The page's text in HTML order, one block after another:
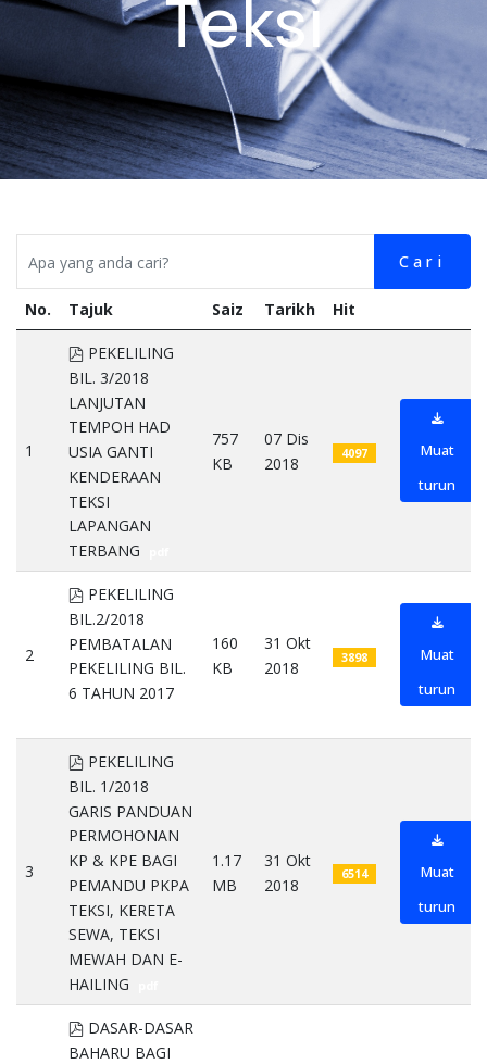
Teksi
Cari
No. Tajuk Saiz Tarikh Hit
1
pdf
PEKELILING
BIL. 3/2018
LANJUTAN
TEMPOH HAD
USIA GANTI
KENDERAAN
TEKSI
LAPANGAN
TERBANG
757
KB
07 Dis
2018
4097
Muat
turun
2
pdf
PEKELILING
BIL.2/2018
PEMBATALAN
PEKELILING BIL.
6 TAHUN 2017
160
KB
31 Okt
2018
3898
Muat
turun
3
pdf
PEKELILING
BIL. 1/2018
GARIS PANDUAN
PERMOHONAN
KP & KPE BAGI
PEMANDU PKPA
TEKSI, KERETA
SEWA, TEKSI
MEWAH DAN E-
HAILING
1.17
MB
31 Okt
2018
6514
Muat
turun
pdf
DASAR-DASAR
BAHARU BAGI